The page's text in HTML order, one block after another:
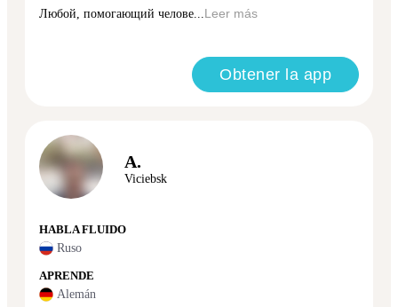
Любой, помогающий челове...Leer más
Obtener la app
A.
Viciebsk
HABLA FLUIDO
Ruso
APRENDE
Alemán